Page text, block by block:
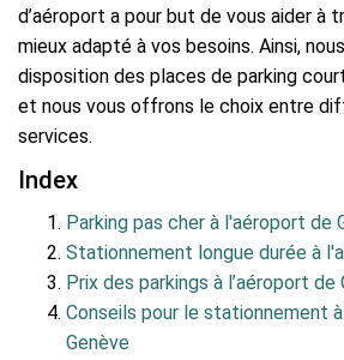
d’aéroport a pour but de vous aider à
mieux adapté à vos besoins. Ainsi,
disposition des places de parking
et nous vous offrons le choix entre
services.
Index
Parking pas cher à l'aéroport de
Stationnement longue durée à
Prix des parkings à l’aéroport de
Conseils pour le stationnement
Genève